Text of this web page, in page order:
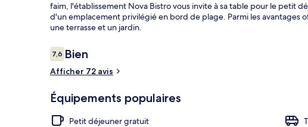
faim, l'établissement Nova Bistro vous invite à sa table pour le petit
d'un emplacement privilégié en bord de plage. Parmi les avantages
une terrasse et un jardin.
Avis
voyageurs
7,67,6 sur 10
Bien
Afficher 72 avis
Équipements populaires
Petit déjeuner gratuit